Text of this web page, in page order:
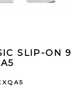
SLIP-ON